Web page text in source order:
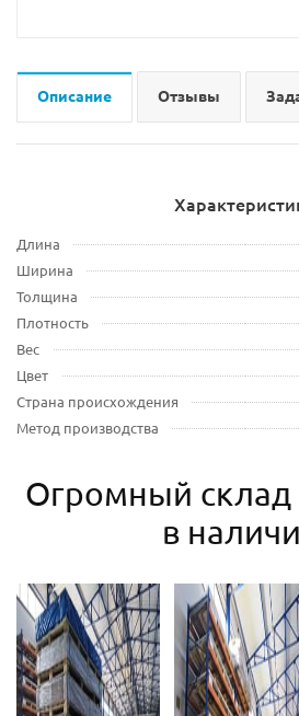
Описание Отзывы
Длина
Ширина
Толщина
Плотность
Вес
Цвет
Страна происхождения
Метод производства
Огромный склад
в